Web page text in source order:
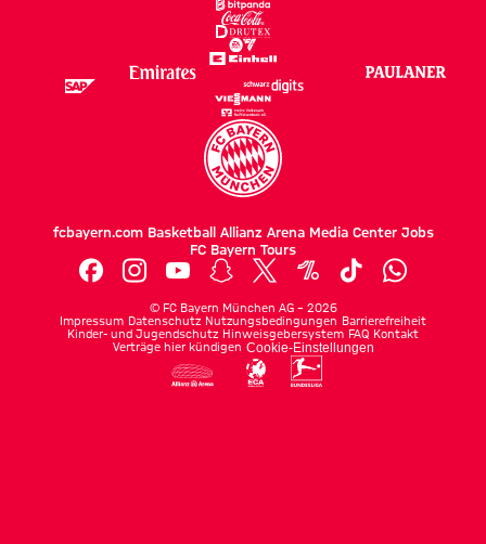
fcbayern.com Basketball Allianz Arena Media Center Jobs
FC Bayern Tours
© FC Bayern München AG – 2026
Impressum Datenschutz Nutzungsbedingungen Barrierefreiheit
Kinder- und Jugendschutz Hinweisgebersystem FAQ Kontakt
Verträge hier kündigen Cookie-Einstellungen